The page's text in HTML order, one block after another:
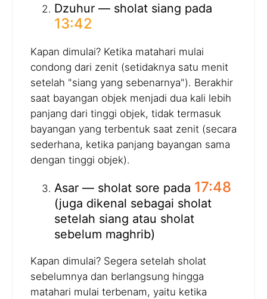
Dzuhur — sholat siang pada
13:42
Kapan dimulai? Ketika matahari mulai
condong dari zenit (setidaknya satu menit
setelah "siang yang sebenarnya"). Berakhir
saat bayangan objek menjadi dua kali lebih
panjang dari tinggi objek, tidak termasuk
bayangan yang terbentuk saat zenit (secara
sederhana, ketika panjang bayangan sama
dengan tinggi objek).
Asar — sholat sore pada 17:48
(juga dikenal sebagai sholat
setelah siang atau sholat
sebelum maghrib)
Kapan dimulai? Segera setelah sholat
sebelumnya dan berlangsung hingga
matahari mulai terbenam, yaitu ketika